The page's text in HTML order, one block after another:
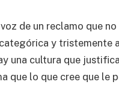
de un reclamo que
y tristemente
una cultura que
que lo que cree que le